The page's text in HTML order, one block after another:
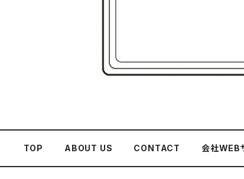
TOP ABOUT US CONTACT 会社WEB